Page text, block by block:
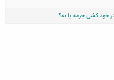
خود کشی جرمه یا نه؟